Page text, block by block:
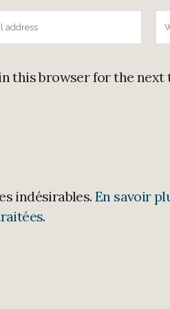
this browser for the
indésirables. En savoir
.